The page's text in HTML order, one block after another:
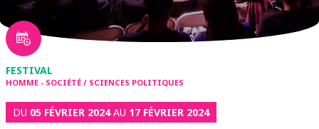
FESTIVAL
HOMME - SOCIÉTÉ / SCIENCES POLITIQUES
DU 05 FÉVRIER 2024AU 17 FÉVRIER 2024